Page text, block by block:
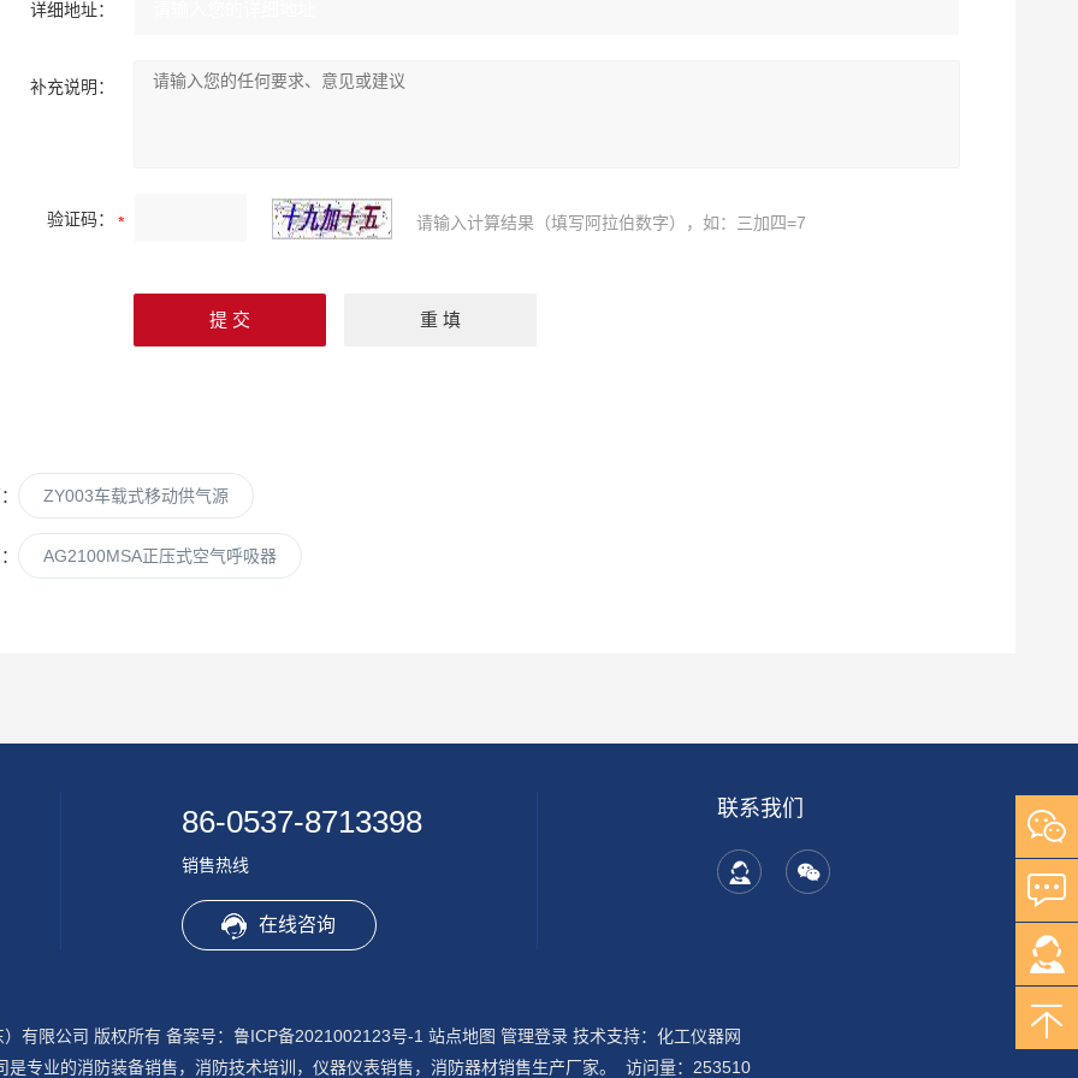
详细地址：
补充说明：
验证码： 请输入计算结果（填写阿拉伯数字），如：三加四=7
ZY003车载式移动供气源
AG2100MSA正压式空气呼吸器
86-0537-8713398
销售热线
在线咨询
联系我们
有限公司 版权所有 备案号：鲁ICP备2021002123号-1 站点地图 管理登录 技术支持： 化工仪器网
是专业的消防装备销售，消防技术培训，仪器仪表销售，消防器材销售生产厂家。 访问量：253510